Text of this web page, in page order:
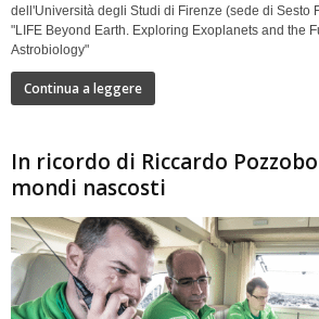
dell'Università degli Studi di Firenze (sede di Sesto
"LIFE Beyond Earth. Exploring Exoplanets and the
Astrobiology"
Continua a leggere
In ricordo di Riccardo
mondi nascosti